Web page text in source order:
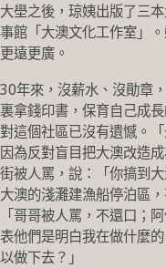
大壆之後，琼姨出版了三
事館「大澳文化工作室」
更遠更廣。
30年來，沒薪水、沒勛章
裏拿錢印書，保育自己成
對這個社區已沒有遺憾。
因為反對盲目把大澳改造
街被人罵，說：「你搞到
大澳的淺灘建漁船停泊區
「哥哥被人罵，不還口；
表他們是明白我在做什麼
以做下去？」